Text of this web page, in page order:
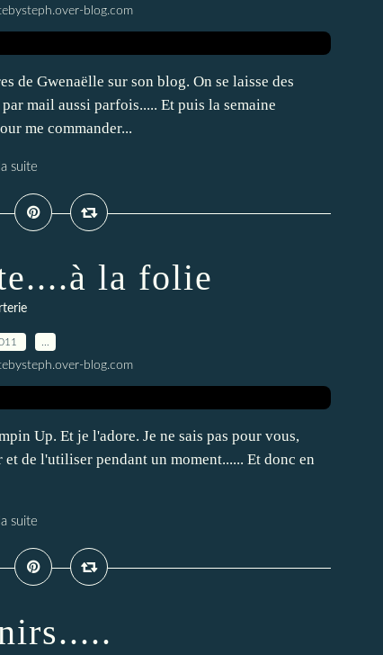
blog.com
de Gwenaëlle sur son blog. On se laisse des
mail aussi parfois..... Et puis la semaine
me commander...
suite
la folie
blog.com
Up. Et je l'adore. Je ne sais pas pour vous,
de l'utiliser pendant un moment...... Et donc en
suite